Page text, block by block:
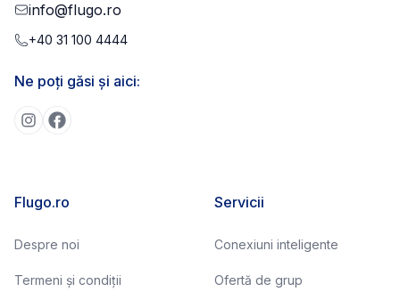
info@flugo.ro
+40 31 100 4444
Ne poți găsi și aici:
Flugo.ro
Despre noi
Termeni și condiții
Servicii
Conexiuni inteligente
Ofertă de grup